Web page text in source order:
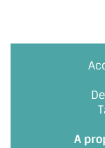
MON PANIER
DÉCONNEXION
NOUS
A